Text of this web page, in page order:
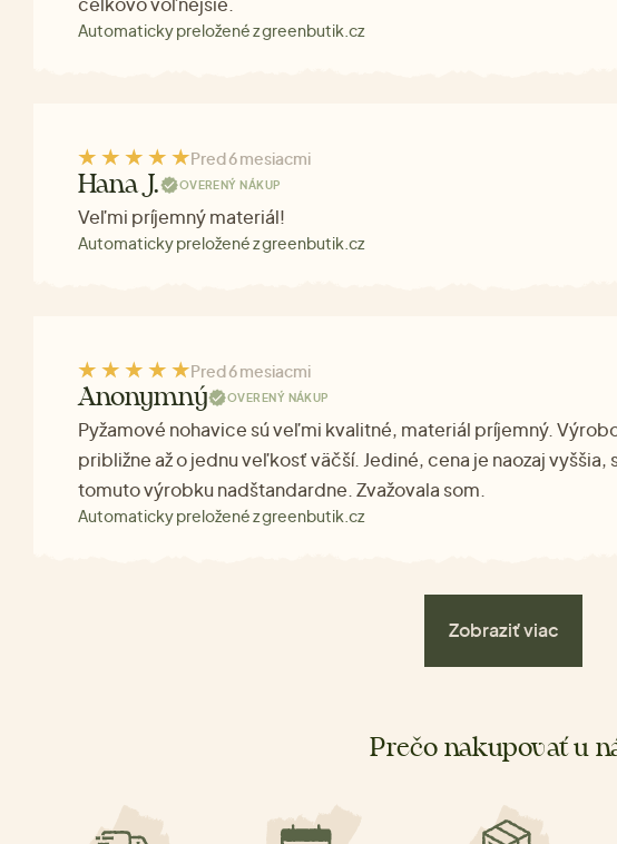
Automaticky preložené z greenbutik.cz
Pred 6 mesiacmi
Hana J. OVERENÝ NÁKUP
Veľmi príjemný materiál!
Automaticky preložené z greenbutik.cz
Pred 6 mesiacmi
Anonymný OVERENÝ NÁKUP
Pyžamové nohavice sú veľmi kvalitné, materiál príjemný.
približne až o jednu veľkosť väčší. Jediné, cena je naozaj vyššia,
tomuto výrobku nadštandardne. Zvažovala som.
Automaticky preložené z greenbutik.cz
Zobraziť viac
Prečo nakupovať u